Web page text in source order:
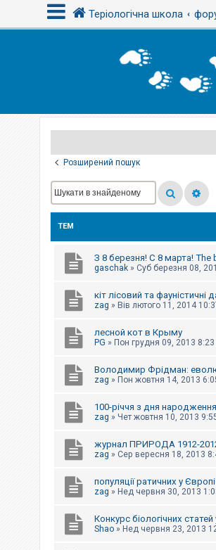
Теріологічна школа
Розширений пошук
ТЕМ
З 8 березня! С 8 марта! The
gaschak » Суб березня 08,
кіт лісовий та фауністичні
zag » Вів лютого 11, 2014
лесной кот в Крыму
PG » Пон грудня 09, 2013
Володимир Фрідман:
zag » Пон жовтня 14, 2013
100-річчя з дня
zag » Чет жовтня 10, 2013
журнал ПРИРОДА 1912-
zag » Сер вересня 18, 2013
популяції ратичних у Європі
zag » Нед червня 30, 2013
Конкурс біологічних статей
Shao » Нед червня 23, 2013